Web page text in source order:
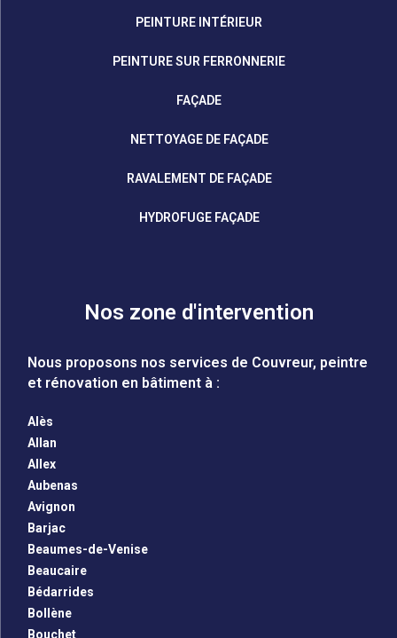
PEINTURE INTÉRIEUR
PEINTURE SUR FERRONNERIE
FAÇADE
NETTOYAGE DE FAÇADE
RAVALEMENT DE FAÇADE
HYDROFUGE FAÇADE
Nos zone d'intervention
Nous proposons nos services de Couvreur, peintre
et rénovation en bâtiment à :
Alès
Allan
Allex
Aubenas
Avignon
Barjac
Beaumes-de-Venise
Beaucaire
Bédarrides
Bollène
Bouchet